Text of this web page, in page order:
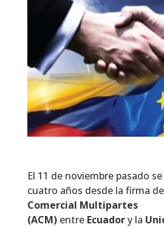
El 11 de noviembre pasado
cuatro años desde la firma
Comercial Multipartes
(ACM)entre Ecuadory la